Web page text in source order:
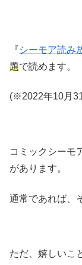
『シーモア読み
題で読めます。
(※2022年10月
コミックシーモ
があります。
通常であれば、
ただ、嬉しいこ